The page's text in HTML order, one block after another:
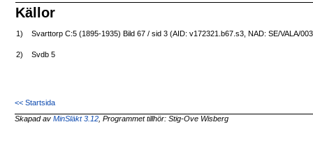
Källor
1) Svarttorp C:5 (1895-1935) Bild 67 / sid 3 (AID: v172321.b67.s3, NAD: SE/VALA/
2) Svdb 5
<< Startsida
Skapad avMinSläkt 3.12 , Programmet tillhör: Stig-Ove Wisberg